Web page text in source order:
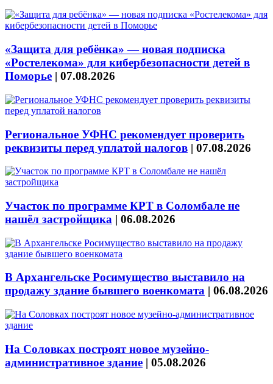
«Защита для ребёнка» — новая подписка
«Ростелекома» для кибербезопасности детей в
Поморье | 07.08.2026
Региональное УФНС рекомендует проверить
реквизиты перед уплатой налогов | 07.08.2026
Участок по программе КРТ в Соломбале не
нашёл застройщика | 06.08.2026
В Архангельске Росимущество выставило на
продажу здание бывшего военкомата | 06.08.2026
На Соловках построят новое музейно-
административное здание | 05.08.2026